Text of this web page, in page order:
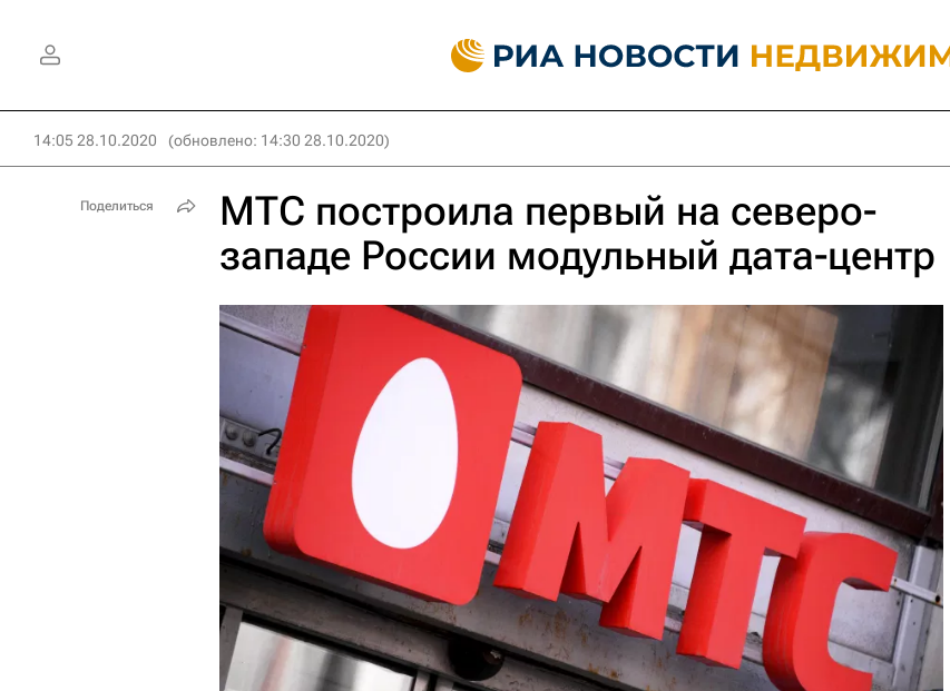
14:05 28.10.2020 (обновлено: 14:30 28.10.2020)
МТС построила первый на северо-
западе России модульный дата-центр
Поделиться